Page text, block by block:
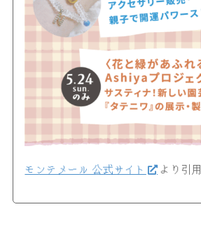
モンテメール 公式サイト より引用